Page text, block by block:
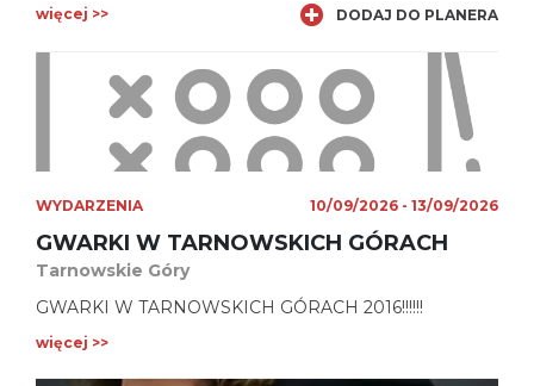
więcej >> DODAJ DO PLANERA
WYDARZENIA 10/09/2026 - 13/09/2026
GWARKI W TARNOWSKICH GÓRACH
Tarnowskie Góry
GWARKI W TARNOWSKICH GÓRACH 2016!!!!!!
więcej >>